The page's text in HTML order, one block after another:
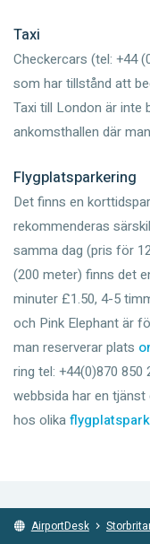
Taxi
Checkercars (tel: +44
som har tillstånd att
Taxi till London är inte
ankomsthallen där
Flygplatsparkering
Det finns en
rekommenderas
samma dag (pris för
(200 meter) finns det
minuter £1.50, 4-5
och Pink Elephant är
man reserverar plats
ring tel: +44(0)870
webbsida har en
hos olika
AirportDesk